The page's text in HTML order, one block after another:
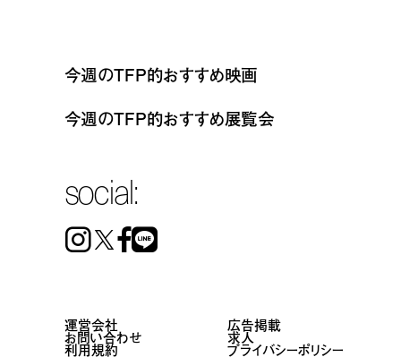
今週のTFP的おすすめ映画
今週のTFP的おすすめ展覧会
social:
Instagram FacebookLine
運営会社 広告掲載
お問い合わせ 求人
利用規約 プライバシーポリシー